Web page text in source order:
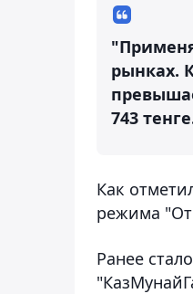
рынках.
743
Как
режима
Ранее